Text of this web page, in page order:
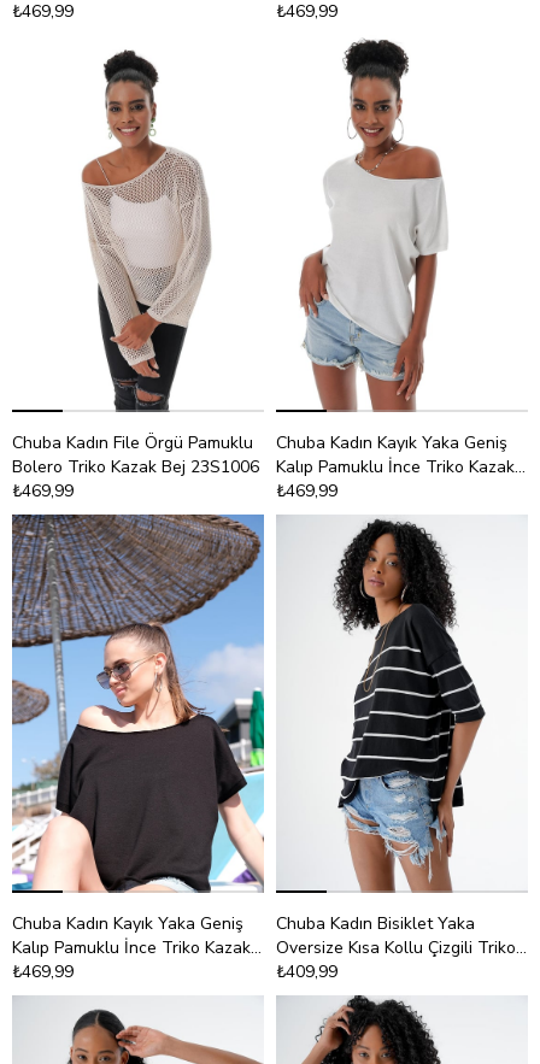
23S1006
₺469,99
23S1006
₺469,99
Chuba Kadın File Örgü Pamuklu
Bolero Triko Kazak Bej 23S1006
₺469,99
Chuba Kadın Kayık Yaka Geniş
Kalıp Pamuklu İnce Triko Kazak
Ekru 23S1018
₺469,99
Chuba Kadın Kayık Yaka Geniş
Kalıp Pamuklu İnce Triko Kazak
Siyah 23S1018
₺469,99
Chuba Kadın Bisiklet Yaka
Oversize Kısa Kollu Çizgili Triko
Kazak Siyah-Beyaz 24S151
₺409,99